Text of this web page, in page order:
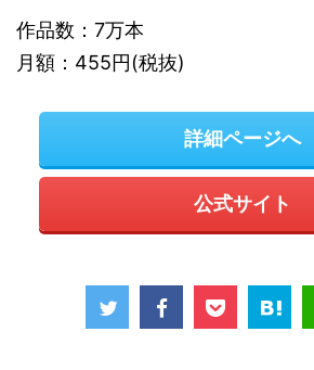
作品数：7万本
月額：455円(税抜)
詳細ページへ
公式サイト